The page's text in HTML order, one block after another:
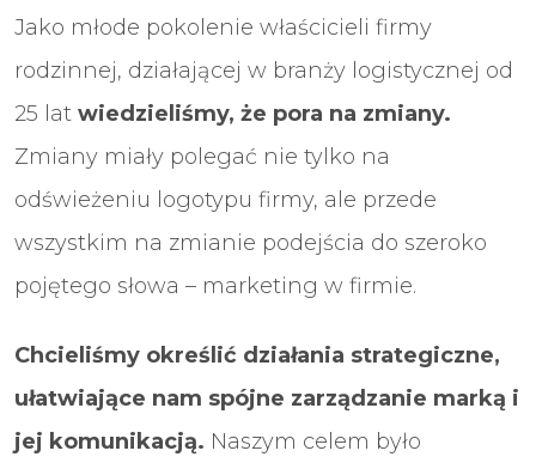
Jako młode pokolenie właścicieli firmy
rodzinnej, działającej w branży logistycznej od
25 lat wiedzieliśmy, że pora na zmiany.
Zmiany miały polegać nie tylko na
odświeżeniu logotypu firmy, ale przede
wszystkim na zmianie podejścia do szeroko
pojętego słowa – marketing w firmie.
Chcieliśmy określić działania strategiczne,
ułatwiające nam spójne zarządzanie marką i
jej komunikacją. Naszym celem było